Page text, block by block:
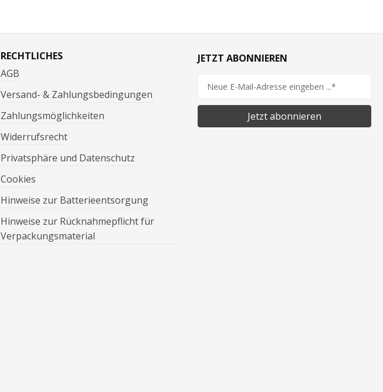
RECHTLICHES
AGB
Versand- & Zahlungsbedingungen
Zahlungsmöglichkeiten
Widerrufsrecht
Privatsphäre und Datenschutz
Cookies
Hinweise zur Batterieentsorgung
Hinweise zur Rücknahmepflicht für
Verpackungsmaterial
JETZT ABONNIEREN
Jetzt abonnieren